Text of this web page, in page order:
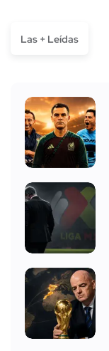
Las + Leídas